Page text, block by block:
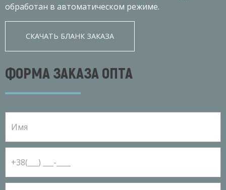
обработан в автоматическом режиме.
СКАЧАТЬ БЛАНК ЗАКАЗА
ФОРМА ЗАКАЗА ОПТА